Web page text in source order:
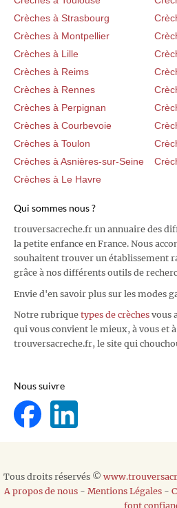
Crèches à Strasbourg
Crèches à Montpellier
Crèches à Lille
Crèches à Reims
Crèches à Rennes
Crèches à Perpignan
Crèches à Courbevoie
Crèches à Toulon
Crèches à Asnières-sur-Seine
Crèches à Le Havre
Qui sommes nous ?
trouversacreche.fr un annuaire des
la petite enfance en France. Nous
souhaitent trouver un établissement
grâce à nos différents outils de
Envie d'en savoir plus sur les modes
Notre rubrique types de crèches vous
qui vous convient le mieux, à vous et
trouversacreche.fr, le site qui
Nous suivre
Tous droits réservés ©
A propos de nous- Mentions Légales-
font